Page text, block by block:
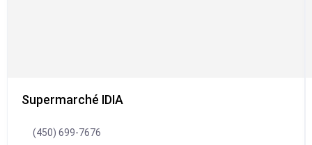
Supermarché IDIA
(450) 699-7676